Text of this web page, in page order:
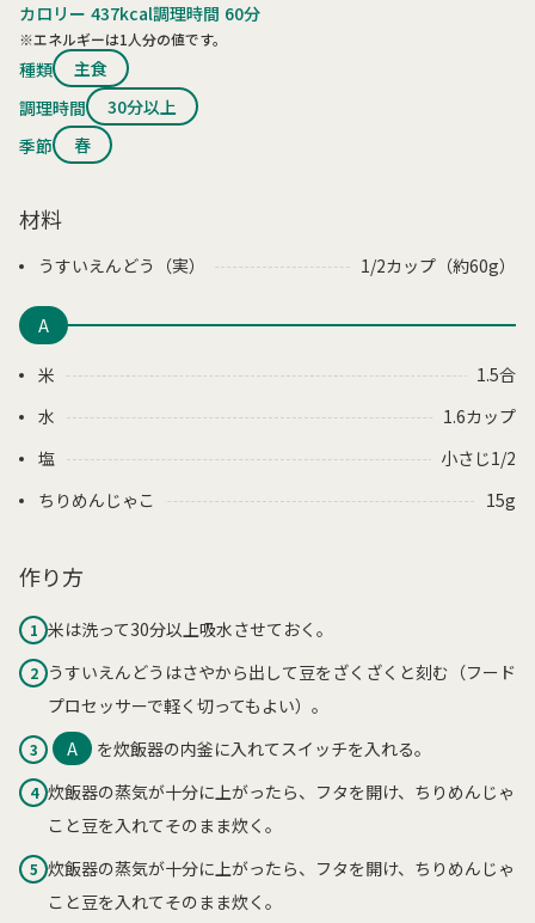
カロリー 437kcal調理時間 60分
※エネルギーは1人分の値です。
種類
主食
調理時間
30分以上
季節
春
材料
うすいえんどう（実） 1/2カップ（約60g）
A
米
1.5合
水
1.6カップ
塩
小さじ1/2
ちりめんじゃこ
15g
作り方
1 米は洗って30分以上吸水させておく。
2
うすいえんどうはさやから出して豆をざくざくと刻む（フード
プロセッサーで軽く切ってもよい）。
3 A を炊飯器の内釜に入れてスイッチを入れる。
4 炊飯器の蒸気が十分に上がったら、フタを開け、ちりめんじゃ
こと豆を入れてそのまま炊く。
5 炊飯器の蒸気が十分に上がったら、フタを開け、ちりめんじゃ
こと豆を入れてそのまま炊く。